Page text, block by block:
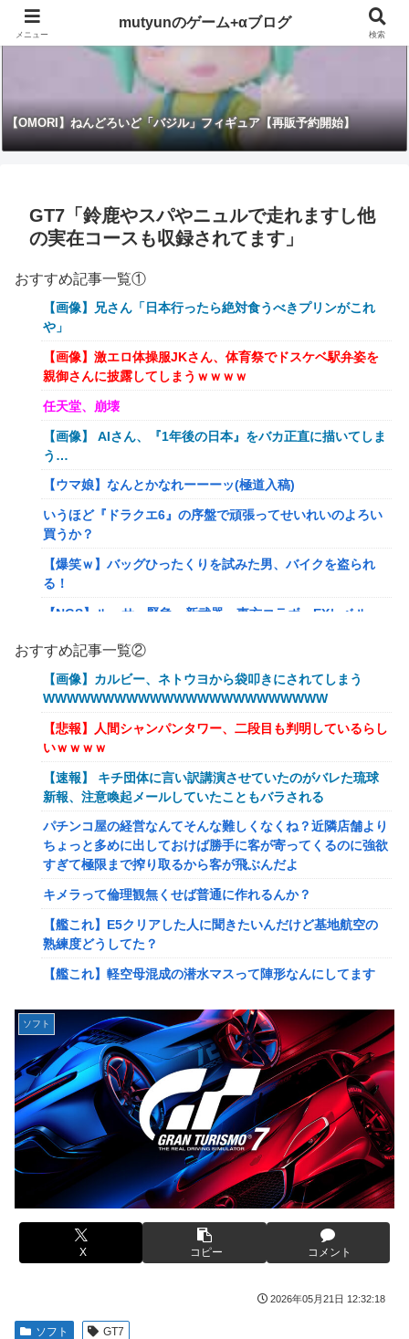
【OMORI】ねんどろいど「バジル」フィギュア【再販予約開始】
GT7「鈴鹿やスパやニュルで走れますし他
の実在コースも収録されてます」
おすすめ記事一覧①
【画像】兄さん「日本行ったら絶対食うべきプリンがこれ
や」
【画像】激エロ体操服JKさん、体育祭でドスケベ駅弁姿を
親御さんに披露してしまうｗｗｗｗ
任天堂、崩壊
【画像】 AIさん、『1年後の日本』をバカ正直に描いてしま
う…
【ウマ娘】なんとかなれーーーッ(極道入稿)
いうほど『ドラクエ6』の序盤で頑張ってせいれいのよろい
買うか？
【爆笑ｗ】バッグひったくりを試みた男、バイクを盗られ
る！
【NGS】ルーサー緊急、新武器、東方コラボ、EXレベル
( •᷄ὤ•᷅ )
キメラって倫理観無くせば普通に作れるんか？
【艦これ】E5クリアした人に聞きたいんだけど基地航空の
熟練度どうしてた？
【艦これ】軽空母混成の潜水マスって陣形なんにしてます
の？？？
【艦これ】みんなもう終わってそうだから聞くんだけど E3-
2ってサブの穴が空いてないダイハツ駆逐並べて 高速＋とか
してるとアホほど時間かかる？
【驚愕】ユーチューバー「撮影で使うから、この高級時計も
車もぜ～んぶ経費でタダ！ｗ」←まさかコレ本気にしてる奴
なんておらんよな？よな？w w w w w w w w w w w
【速報】へずまりゅうさん、完全に聖人の顔へ←これw w w
w w w w w
【緊急】爆美女「すみません。砲弾3つ持ってきました」警
察「！？」自衛隊「！？」→結果w w w w w w w w
【動画】名古屋栄で不良外人が警察官を突き飛ばす。逮捕し
ろやｗｗｗ
【勇者王ガオガイガー】PLAMATEA「獅子王凱」プラモデ
ル【明日予約開始】
無理やり家族旅行に付いてきて露天風呂でも大声で嫌味を言
う姑。爆発寸前の私が他の客の前で「一世一代の勇気」を振
り絞り決行した前代未聞の返り討ちがこちら←身体を張った
捨て身の反撃すぎる
【ToLOVEる】ユニクリ「籾岡里紗 ダークネスver.」フィギ
【悲報】女「丸亀製麺美味しかったね」俺「また来ようよ」
店員「お会計2380円になりまーす」→その後『こう』なっ
おすすめ記事一覧②
【画像】カルビー、ネトウヨから袋叩きにされてしまう
WWWWWWWWWWWWWWWWWWWWWWWW
【悲報】人間シャンパンタワー、二段目も判明しているらし
いｗｗｗｗ
【速報】 キチ団体に言い訳講演させていたのがバレた琉球
新報、注意喚起メールしていたこともバラされる
パチンコ屋の経営なんてそんな難しくなくね？近隣店舗より
ちょっと多めに出しておけば勝手に客が寄ってくるのに強欲
すぎて極限まで搾り取るから客が飛ぶんだよ
キメラって倫理観無くせば普通に作れるんか？
【艦これ】E5クリアした人に聞きたいんだけど基地航空の
熟練度どうしてた？
【艦これ】軽空母混成の潜水マスって陣形なんにしてます
【画像】X女子「ガチでこういう彼氏欲しくて息できん」
2000万バズ
【動画】クレヨンしんちゃんの例の動画、バズリすぎてネッ
トミームと化すｗｗｗｗ
【速報】ジャンポケ斎藤、求刑7年で逝く。実刑確実か
【速報】ゼレンスキー大統領「日本の支援は期待されたほど
の成果がない」WWWWWWWWWWW
【速報】"見せブラ"女神、現る♡♡♡♡
【画像】旅人女子「夜景を撮りたかっただけなのに、故郷の
村が燃やされたみたいになった」←26万ｲｲﾈｗｗｗｗ
も。PS5は直近での値上げ可能性低い」
【動画】半ケツ祭り、限界突破ｗｗｗｗｗｗｗｗｗｗｗｗｗ
ソフト
X コピー コメント
2026年05月21日 12:32:18
ソフト GT7
メニュー
mutyunのゲーム+αブログ
検索